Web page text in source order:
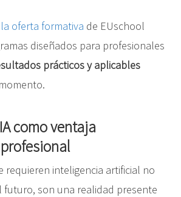
la oferta formativa de EUschool
diseñados para profesionales
prácticos y aplicables
como ventaja
requieren inteligencia artificial no
futuro, son una realidad presente